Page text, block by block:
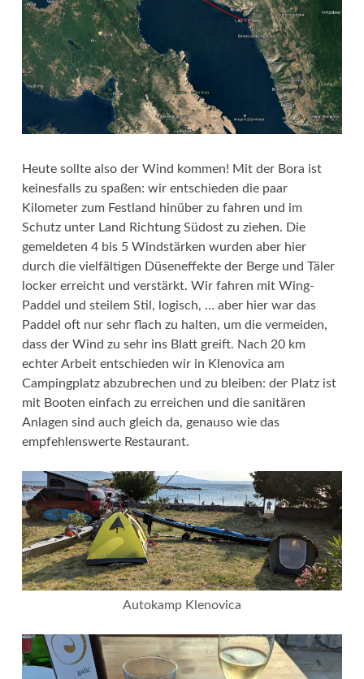
Heute sollte also der Wind kommen! Mit der Bora ist
keinesfalls zu spaßen: wir entschieden die paar
Kilometer zum Festland hinüber zu fahren und im
Schutz unter Land Richtung Südost zu ziehen. Die
gemeldeten 4 bis 5 Windstärken wurden aber hier
durch die vielfältigen Düseneffekte der Berge und Täler
locker erreicht und verstärkt. Wir fahren mit Wing-
Paddel und steilem Stil, logisch, … aber hier war das
Paddel oft nur sehr flach zu halten, um die vermeiden,
dass der Wind zu sehr ins Blatt greift. Nach 20 km
echter Arbeit entschieden wir in Klenovica am
Campingplatz abzubrechen und zu bleiben: der Platz ist
mit Booten einfach zu erreichen und die sanitären
Anlagen sind auch gleich da, genauso wie das
empfehlenswerte Restaurant.
Autokamp Klenovica